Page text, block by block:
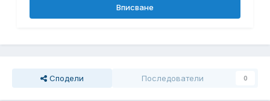
Вписване
Сподели Последователи 0